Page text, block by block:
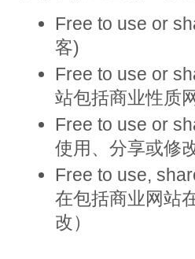
Free to use or
客)
Free to use or
站包括商业性质
Free to use or
使用、分享或修改
Free to use,
在包括商业网站
改）